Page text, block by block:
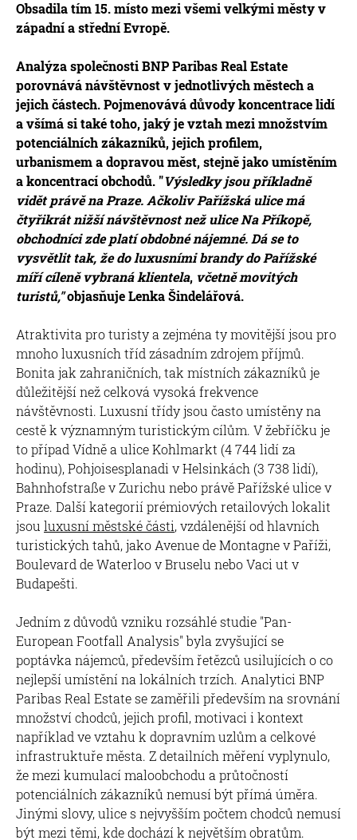
Obsadila tím 15. místo mezi všemi velkými městy v
západní a střední Evropě.
Analýza společnosti BNP Paribas Real Estate
porovnává návštěvnost v jednotlivých městech a
jejich částech. Pojmenovává důvody koncentrace lidí
a všímá si také toho, jaký je vztah mezi množstvím
potenciálních zákazníků, jejich profilem,
urbanismem a dopravou měst, stejně jako umístěním
a koncentrací obchodů. "Výsledky jsou příkladně
vidět právě na Praze. Ačkoliv Pařížská ulice má
čtyřikrát nižší návštěvnost než ulice Na Příkopě,
obchodníci zde platí obdobné nájemné. Dá se to
vysvětlit tak, že do luxusními brandy do Pařížské
míří cíleně vybraná klientela, včetně movitých
turistů,"objasňuje Lenka Šindelářová.
Atraktivita pro turisty a zejména ty movitější jsou pro
mnoho luxusních tříd zásadním zdrojem příjmů.
Bonita jak zahraničních, tak místních zákazníků je
důležitější než celková vysoká frekvence
návštěvnosti. Luxusní třídy jsou často umístěny na
cestě k významným turistickým cílům. V žebříčku je
to případ Vídně a ulice Kohlmarkt (4 744 lidí za
hodinu), Pohjoisesplanadi v Helsinkách (3 738 lidí),
Bahnhofstraße v Zurichu nebo právě Pařížské ulice v
Praze. Další kategorií prémiových retailových lokalit
jsou luxusní městské části, vzdálenější od hlavních
turistických tahů, jako Avenue de Montagne v Paříži,
Boulevard de Waterloo v Bruselu nebo Vaci ut v
Budapešti.
Jedním z důvodů vzniku rozsáhlé studie "Pan-
European Footfall Analysis" byla zvyšující se
poptávka nájemců, především řetězců usilujících o co
nejlepší umístění na lokálních trzích. Analytici BNP
Paribas Real Estate se zaměřili především na srovnání
množství chodců, jejich profil, motivaci i kontext
například ve vztahu k dopravním uzlům a celkové
infrastruktuře města. Z detailních měření vyplynulo,
že mezi kumulací maloobchodu a průtočností
potenciálních zákazníků nemusí být přímá úměra.
Jinými slovy, ulice s nejvyšším počtem chodců nemusí
být mezi těmi, kde dochází k největším obratům.